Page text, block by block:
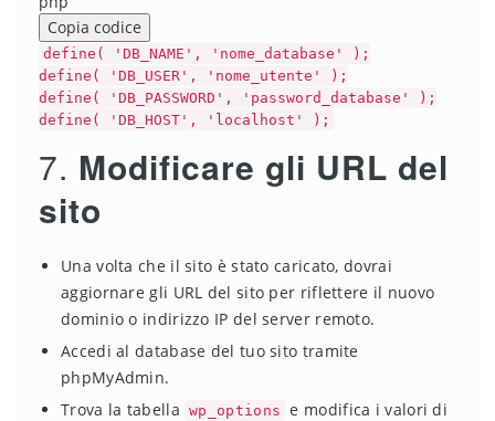
Copia codice
define ( 'DB_NAME' , 'nome_database'
);
define ( 'DB_USER' , 'nome_utente'
);
define ( 'DB_PASSWORD' , 'password_database'
);
define ( 'DB_HOST' , 'localhost' );
7. Modificare gli URL del
sito
Una volta che il sito è stato caricato, dovrai
aggiornare gli URL del sito per riflettere il nuovo
dominio o indirizzo IP del server remoto.
Accedi al database del tuo sito tramite
phpMyAdmin.
Trova la tabella
wp_options e modifica i valori di